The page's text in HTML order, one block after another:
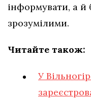
інформувати, а й
зрозумілими.
Читайте також:
У